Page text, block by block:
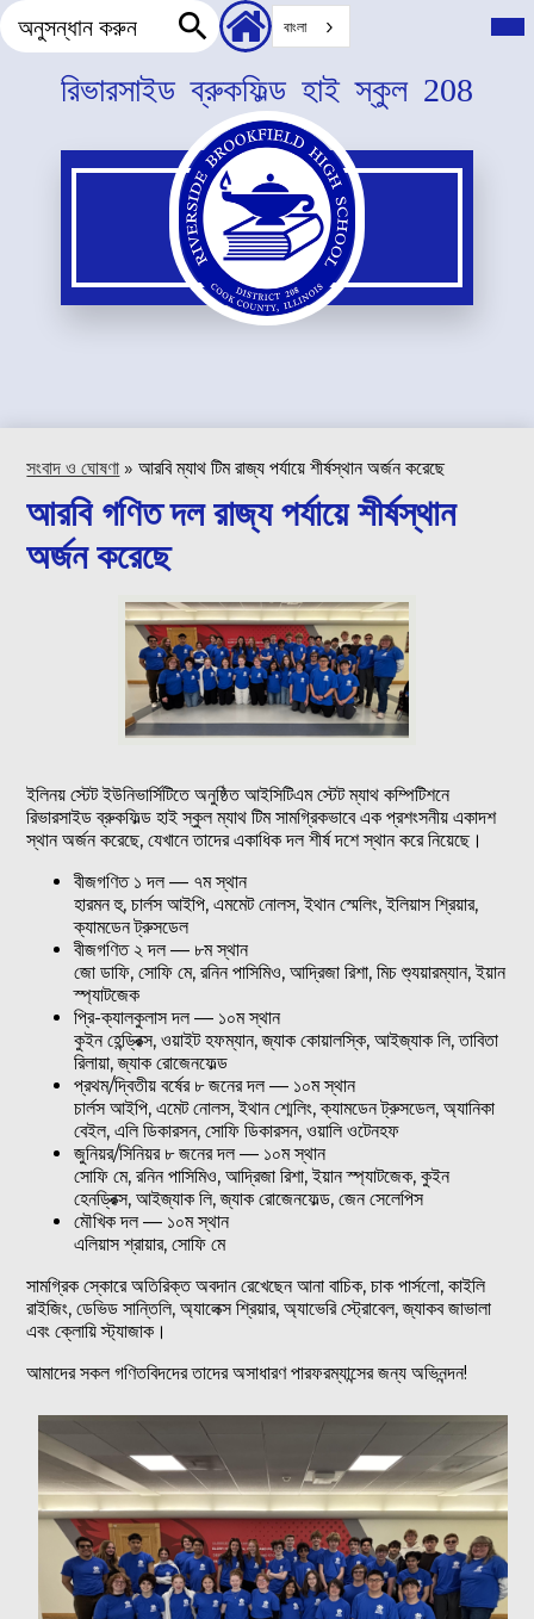
প্রধান
বিষয়বস্তু
এড়িয়ে
রিভারসাইড ব্রুকফিল্ড হাই স্কুল 208
অনুসন্ধান
করুন
করুন
হেডার
সেকেন্ডারি
বাংলা
সংবাদ ও ঘোষণা » আরবি ম্যাথ টিম রাজ্য পর্যায়ে শীর্ষস্থান অর্জন করেছে
আরবি গণিত দল রাজ্য পর্যায়ে শীর্ষস্থান
অর্জন করেছে
ইলিনয় স্টেট ইউনিভার্সিটিতে অনুষ্ঠিত আইসিটিএম স্টেট ম্যাথ কম্পিটিশনে
রিভারসাইড ব্রুকফিল্ড হাই স্কুল ম্যাথ টিম সামগ্রিকভাবে এক প্রশংসনীয় একাদশ
স্থান অর্জন করেছে, যেখানে তাদের একাধিক দল শীর্ষ দশে স্থান করে নিয়েছে।
বীজগণিত ১ দল — ৭ম স্থান
হারমন হু, চার্লস আইপি, এমমেট নোলস, ইথান স্মেলিং, ইলিয়াস শ্রিয়ার,
ক্যামডেন ট্রুসডেল
বীজগণিত ২ দল — ৮ম স্থান
জো ডাফি, সোফি মে, রনিন পাসিমিও, আদ্রিজা রিশা, মিচ শ্যুয়ারম্যান, ইয়ান
স্প্যাটজেক
প্রি-ক্যালকুলাস দল — ১০ম স্থান
কুইন হেন্ড্রিক্স, ওয়াইট হফম্যান, জ্যাক কোয়ালস্কি, আইজ্যাক লি, তাবিতা
রিলায়া, জ্যাক রোজেনফেল্ড
প্রথম/দ্বিতীয় বর্ষের ৮ জনের দল — ১০ম স্থান
চার্লস আইপি, এমেট নোলস, ইথান শ্মেলিং, ক্যামডেন ট্রুসডেল, অ্যানিকা
বেইল, এলি ডিকারসন, সোফি ডিকারসন, ওয়ালি ওটেনহফ
জুনিয়র/সিনিয়র ৮ জনের দল — ১০ম স্থান
সোফি মে, রনিন পাসিমিও, আদ্রিজা রিশা, ইয়ান স্প্যাটজেক, কুইন
হেনড্রিক্স, আইজ্যাক লি, জ্যাক রোজেনফেল্ড, জেন সেলেপিস
মৌখিক দল — ১০ম স্থান
এলিয়াস শ্রায়ার, সোফি মে
সামগ্রিক স্কোরে অতিরিক্ত অবদান রেখেছেন আনা বাচিক, চাক পার্সলো, কাইলি
রাইজিং, ডেভিড সান্তিলি, অ্যালেক্স শ্রিয়ার, অ্যাভেরি স্ট্রোবেল, জ্যাকব জাভালা
এবং ক্লোয়ি স্ট্যাজাক।
আমাদের সকল গণিতবিদদের তাদের অসাধারণ পারফরম্যান্সের জন্য অভিনন্দন!